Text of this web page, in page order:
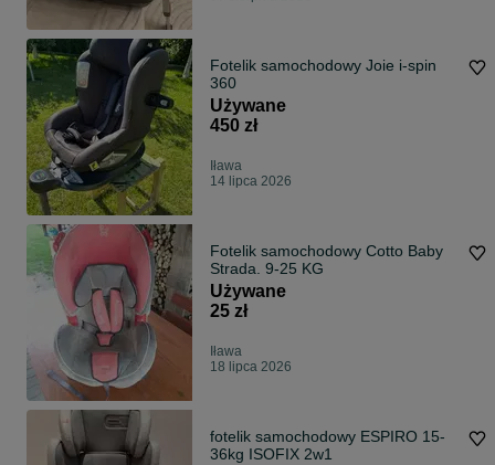
Fotelik samochodowy Joie i-spin
360
Używane
450 zł
Iława
14 lipca 2026
Fotelik samochodowy Cotto Baby
Strada. 9-25 KG
Używane
25 zł
Iława
18 lipca 2026
fotelik samochodowy ESPIRO 15-
36kg ISOFIX 2w1